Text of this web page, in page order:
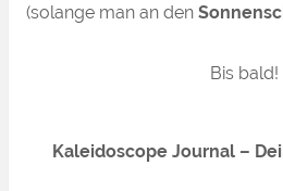
(solange man an den
Bis bald!
Kaleidoscope Journal –